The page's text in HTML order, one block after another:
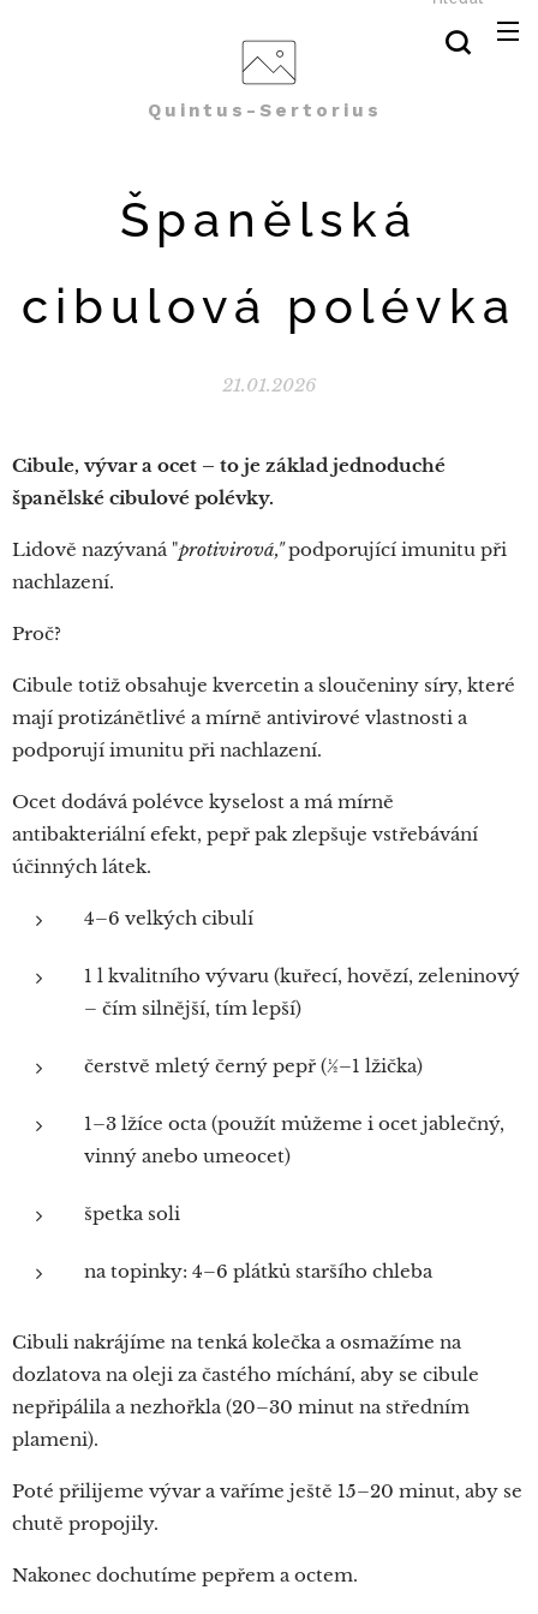
Quintus-Sertorius
Španělská
cibulová polévka
21.01.2026
Cibule, vývar a ocet – to je základ jednoduché
španělské cibulové polévky.
Lidově nazývaná "protivirová,"podporující imunitu při
nachlazení.
Proč?
Cibule totiž obsahuje kvercetin a sloučeniny síry, které
mají protizánětlivé a mírně antivirové vlastnosti a
podporují imunitu při nachlazení.
Ocet dodává polévce kyselost a má mírně
antibakteriální efekt, pepř pak zlepšuje vstřebávání
účinných látek.
4–6 velkých cibulí
1 l kvalitního vývaru (kuřecí, hovězí, zeleninový
– čím silnější, tím lepší)
čerstvě mletý černý pepř (½–1 lžička)
1–3 lžíce octa (použít můžeme i ocet jablečný,
vinný anebo umeocet)
špetka soli
na topinky: 4–6 plátků staršího chleba
Cibuli nakrájíme na tenká kolečka a osmažíme na
dozlatova na oleji za častého míchání, aby se cibule
nepřipálila a nezhořkla (20–30 minut na středním
plameni).
Poté přilijeme vývar a vaříme ještě 15–20 minut, aby se
chutě propojily.
Nakonec dochutíme pepřem a octem.